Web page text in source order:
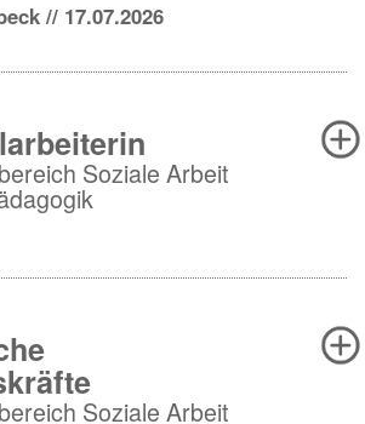
// 17.07.2026
Soziale Arbeit
Soziale Arbeit